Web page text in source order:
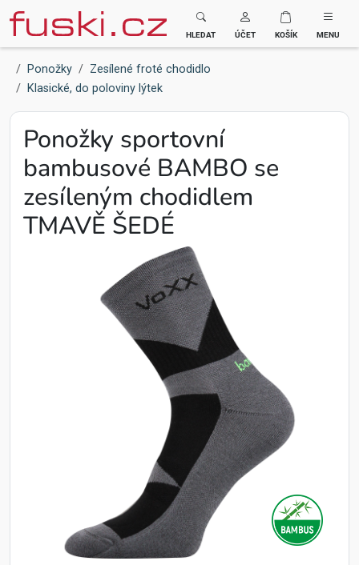
Fuski BOMA
HLEDAT ÚČET KOŠÍK MENU
Ponožky
Zesílené froté chodidlo
Klasické, do poloviny lýtek
Ponožky sportovní
bambusové BAMBO se
zesíleným chodidlem
TMAVĚ ŠEDÉ